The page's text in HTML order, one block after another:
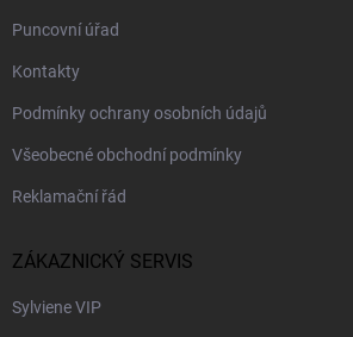
Puncovní úřad
Kontakty
Podmínky ochrany osobních údajů
Všeobecné obchodní podmínky
Reklamační řád
ZÁKAZNICKÝ SERVIS
Sylviene VIP